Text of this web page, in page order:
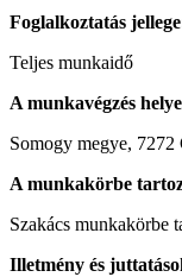
Foglalkoztatás
Teljes munkaidő
A munkavégzés
Somogy megye,
A munkakörbe
Szakács munkakörbe
Illetmény és